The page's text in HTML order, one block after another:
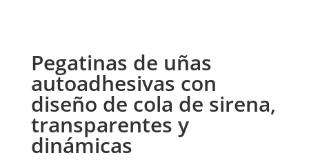
Pegatinas de uñas
autoadhesivas con
diseño de cola de sirena,
transparentes y
dinámicas